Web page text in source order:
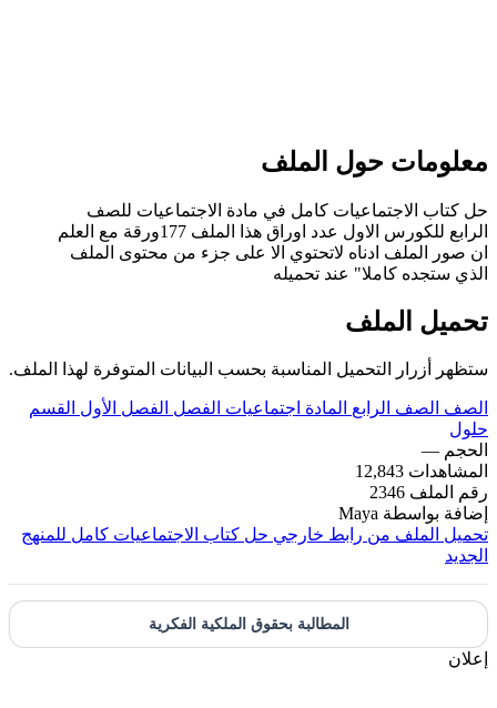
معلومات حول الملف
حل كتاب الاجتماعيات كامل في مادة الاجتماعيات للصف
الرابع للكورس الاول عدد اوراق هذا الملف 177ورقة مع العلم
ان صور الملف ادناه لاتحتوي الا على جزء من محتوى الملف
الذي ستجده كاملا" عند تحميله
تحميل الملف
ستظهر أزرار التحميل المناسبة بحسب البيانات المتوفرة لهذا الملف.
الصف الصف الرابع المادة اجتماعيات الفصل الفصل الأول
القسم
حلول
الحجم —
المشاهدات 12,843
رقم الملف 2346
إضافة بواسطة Maya
تحميل الملف من رابط خارجي حل كتاب الاجتماعيات كامل للمنهج
الجديد
المطالبة بحقوق الملكية الفكرية
إعلان